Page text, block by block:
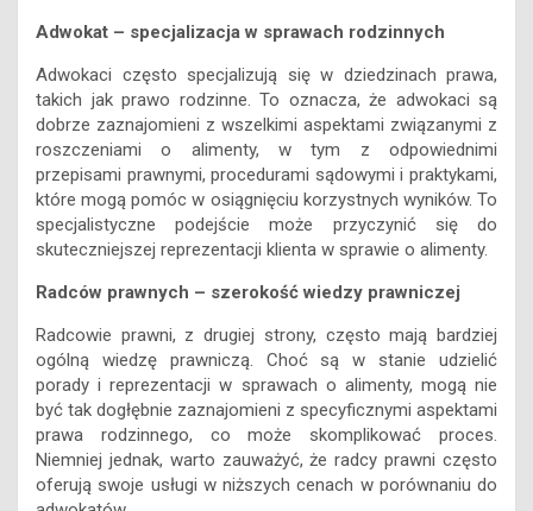
Adwokaci często specjalizują się w dziedzinach prawa,
takich jak prawo rodzinne. To oznacza, że adwokaci są
dobrze zaznajomieni z wszelkimi aspektami związanymi z
roszczeniami o alimenty, w tym z odpowiednimi
przepisami prawnymi, procedurami sądowymi i praktykami,
które mogą pomóc w osiągnięciu korzystnych wyników. To
specjalistyczne podejście może przyczynić się do
skuteczniejszej reprezentacji klienta w sprawie o alimenty.
Radców prawnych – szerokość wiedzy prawniczej
Radcowie prawni, z drugiej strony, często mają bardziej
ogólną wiedzę prawniczą. Choć są w stanie udzielić
porady i reprezentacji w sprawach o alimenty, mogą nie
być tak dogłębnie zaznajomieni z specyficznymi aspektami
prawa rodzinnego, co może skomplikować proces.
Niemniej jednak, warto zauważyć, że radcy prawni często
oferują swoje usługi w niższych cenach w porównaniu do
adwokatów.
Ceny usług adwokatów i radców prawnych w sprawach